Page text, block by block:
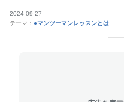
2024-09-27
テーマ： ●マンツーマンレッスンとは